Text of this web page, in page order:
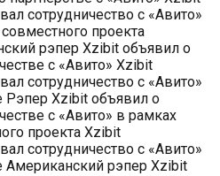
сотрудничество с «Авито»
проекта
рэпер Xzibit объявил о
с «Авито» Xzibit
сотрудничество с «Авито»
Рэпер Xzibit объявил о
с «Авито» в рамках
проекта Xzibit
сотрудничество с «Авито»
Американский рэпер Xzibit